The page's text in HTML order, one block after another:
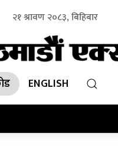
२१ श्रावण २०८३, बिहिबार
ENGLISH